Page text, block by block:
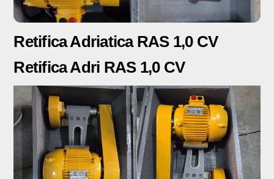
Retifica Adriatica RAS 1,0 CV
Retifica Adri RAS 1,0 CV